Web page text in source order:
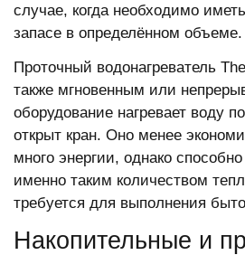
случае, когда необходимо
запасе в определённом объеме.
Проточный водонагреватель
также мгновенным или
оборудование нагревает воду
открыт кран. Оно менее
много энергии, однако
именно таким количеством
требуется для выполнения
Накопительные и